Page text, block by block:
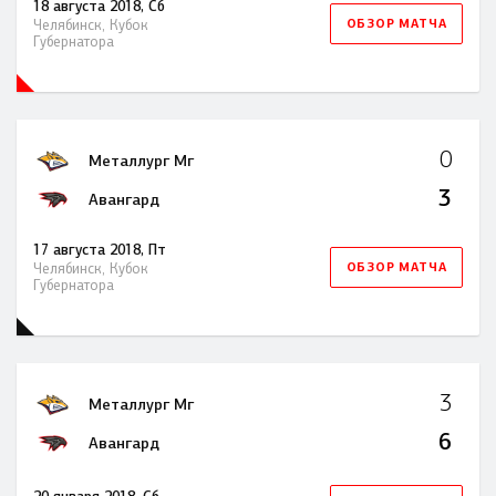
18 августа 2018, Сб
Челябинск, Кубок
Губернатора
ОБЗОР МАТЧА
17 августа 2018, Пт
Челябинск, Кубок
Губернатора
Металлург Мг 0
Авангард 3
ОБЗОР МАТЧА
Металлург Мг 3
Авангард 6